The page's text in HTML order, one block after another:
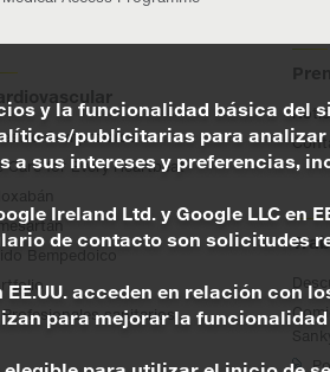
Compromiso
Care for Every Heartbeat
Bempedoico
sanitarios
y la funcionalidad básica del
publicitarias para analizar
sus intereses y preferencias,
Ireland Ltd. y Google LLC en
de contacto son solicitudes
acceden en relación con
para mejorar la